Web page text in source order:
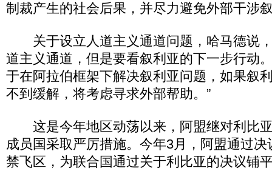
制裁产生的社会后果，并尽力避免外部干涉
关于设立人道主义通道问题，哈马德说
道主义通道，但是要看叙利亚的下一步行动
于在阿拉伯框架下解决叙利亚问题，如果叙
不到缓解，将考虑寻求外部帮助。”
这是今年地区动荡以来，阿盟继对利比
成员国采取严厉措施。今年3月，阿盟通过
禁飞区，为联合国通过关于利比亚的决议铺